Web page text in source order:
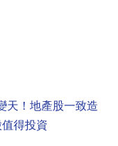
天！地產股一致造
得投資